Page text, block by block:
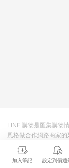
加入筆記 設定到價通
LINE 購物是匯集購物
風格做合作網路商家
商品至各合作網路商
準。